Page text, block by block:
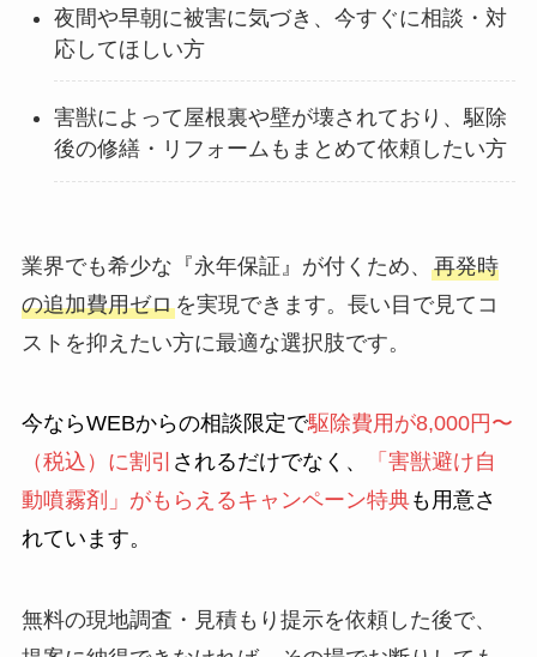
夜間や早朝に被害に気づき、今すぐに相談・対
応してほしい方
害獣によって屋根裏や壁が壊されており、駆除
後の修繕・リフォームもまとめて依頼したい方
業界でも希少な『永年保証』が付くため、 再発時
の追加費用ゼロを実現できます。長い目で見てコ
ストを抑えたい方に最適な選択肢です。
今ならWEBからの相談限定で駆除費用が8,000円〜
（税込）に割引 されるだけでなく、
「害獣避け自
動噴霧剤」がもらえるキャンペーン特典も用意さ
れています。
無料の現地調査・見積もり提示を依頼した後で、